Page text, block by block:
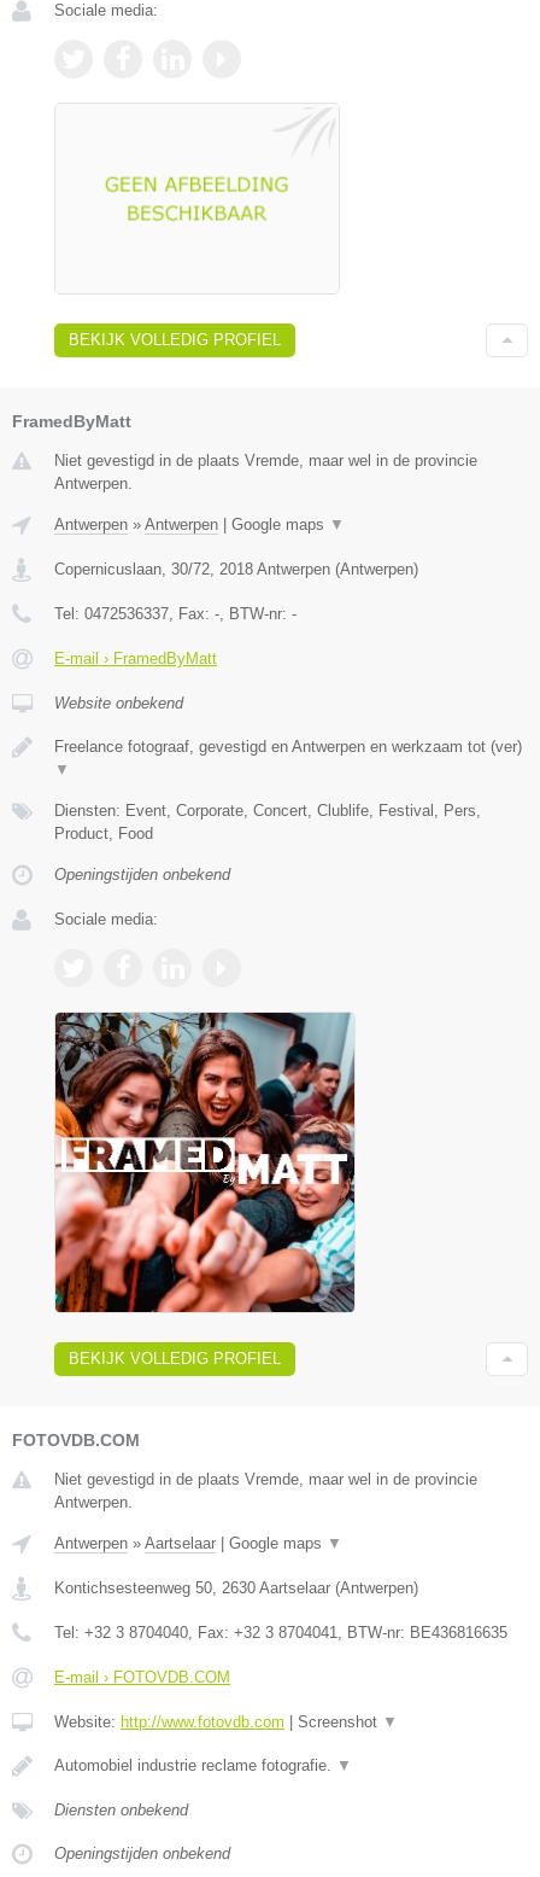
Sociale media:
BEKIJK VOLLEDIG PROFIEL
FramedByMatt
Niet gevestigd in de plaats Vremde, maar wel in de provincie
Antwerpen.
Antwerpen » Antwerpen Google maps ▼
Copernicuslaan, 30/72, 2018 Antwerpen (Antwerpen)
Tel: 0472536337, Fax: -, BTW-nr: -
E-mail › FramedByMatt
Website onbekend
Freelance fotograaf, gevestigd en Antwerpen en werkzaam tot (ver)
▼
Diensten: Event, Corporate, Concert, Clublife, Festival, Pers,
Product, Food
Openingstijden onbekend
Sociale media:
BEKIJK VOLLEDIG PROFIEL
FOTOVDB.COM
Niet gevestigd in de plaats Vremde, maar wel in de provincie
Antwerpen.
Antwerpen » Aartselaar Google maps ▼
Kontichsesteenweg 50, 2630 Aartselaar (Antwerpen)
Tel: +32 3 8704040, Fax: +32 3 8704041, BTW-nr: BE436816635
E-mail › FOTOVDB.COM
Website: http://www.fotovdb.com Screenshot ▼
Automobiel industrie reclame fotografie. ▼
Diensten onbekend
Openingstijden onbekend